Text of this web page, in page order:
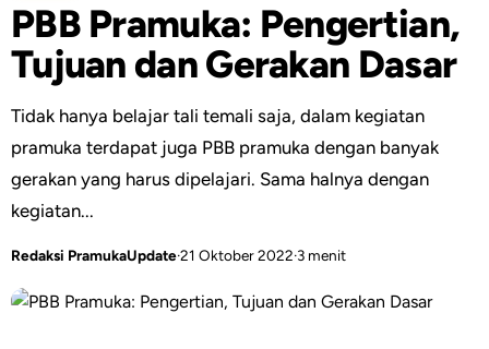
PBB Pramuka: Pengertian,
Tujuan dan Gerakan Dasar
Tidak hanya belajar tali temali saja, dalam kegiatan
pramuka terdapat juga PBB pramuka dengan banyak
gerakan yang harus dipelajari. Sama halnya dengan
kegiatan...
Redaksi PramukaUpdate·21 Oktober 2022·3 menit